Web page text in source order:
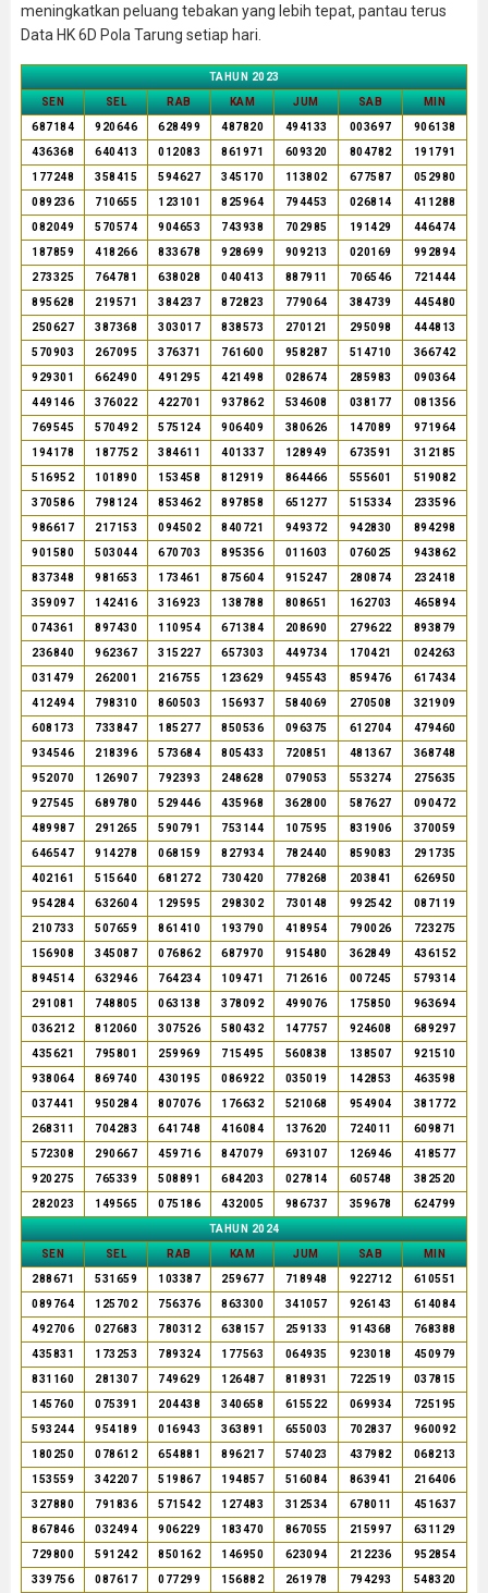
meningkatkan peluang tebakan yang lebih tepat, pantau terus
Data HK 6D Pola Tarung setiap hari.
TAHUN 2023
SEN SEL RAB KAM JUM SAB MIN
687184 920646 628499 487820 494133 003697 906138
436368 640413 012083 861971 609320 804782 191791
177248 358415 594627 345170 113802 677587 052980
089236 710655 123101 825964 794453 026814 411288
082049 570574 904653 743938 702985 191429 446474
187859 418266 833678 928699 909213 020169 992894
273325 764781 638028 040413 887911 706546 721444
895628 219571 384237 872823 779064 384739 445480
250627 387368 303017 838573 270121 295098 444813
570903 267095 376371 761600 958287 514710 366742
929301 662490 491295 421498 028674 285983 090364
449146 376022 422701 937862 534608 038177 081356
769545 570492 575124 906409 380626 147089 971964
194178 187752 384611 401337 128949 673591 312185
516952 101890 153458 812919 864466 555601 519082
370586 798124 853462 897858 651277 515334 233596
986617 217153 094502 840721 949372 942830 894298
901580 503044 670703 895356 011603 076025 943862
837348 981653 173461 875604 915247 280874 232418
359097 142416 316923 138788 808651 162703 465894
074361 897430 110954 671384 208690 279622 893879
236840 962367 315227 657303 449734 170421 024263
031479 262001 216755 123629 945543 859476 617434
412494 798310 860503 156937 584069 270508 321909
608173 733847 185277 850536 096375 612704 479460
934546 218396 573684 805433 720851 481367 368748
952070 126907 792393 248628 079053 553274 275635
927545 689780 529446 435968 362800 587627 090472
489987 291265 590791 753144 107595 831906 370059
646547 914278 068159 827934 782440 859083 291735
402161 515640 681272 730420 778268 203841 626950
954284 632604 129595 298302 730148 992542 087119
210733 507659 861410 193790 418954 790026 723275
156908 345087 076862 687970 915480 362849 436152
894514 632946 764234 109471 712616 007245 579314
291081 748805 063138 378092 499076 175850 963694
036212 812060 307526 580432 147757 924608 689297
435621 795801 259969 715495 560838 138507 921510
938064 869740 430195 086922 035019 142853 463598
037441 950284 807076 176632 521068 954904 381772
268311 704283 641748 416084 137620 724011 609871
572308 290667 459716 847079 693107 126946 418577
920275 765339 508891 684203 027814 605748 382520
282023 149565 075186 432005 986737 359678 624799
TAHUN 2024
SEN SEL RAB KAM JUM SAB MIN
288671 531659 103387 259677 718948 922712 610551
089764 125702 756376 863300 341057 926143 614084
492706 027683 780312 638157 259133 914368 768388
435831 173253 789324 177563 064935 923018 450979
831160 281307 749629 126487 818931 722519 037815
145760 075391 204438 340658 615522 069934 725195
593244 954189 016943 363891 655003 702837 960092
180250 078612 654881 896217 574023 437982 068213
153559 342207 519867 194857 516084 863941 216406
327880 791836 571542 127483 312534 678011 451637
867846 032494 906229 183470 867055 215997 631129
729800 591242 850162 146950 623094 212236 952854
339756 087617 077299 156882 261978 794293 548320